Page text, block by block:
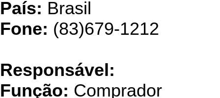
País: Brasil
Fone: (83)679-1212
Responsável:
Função: Comprador